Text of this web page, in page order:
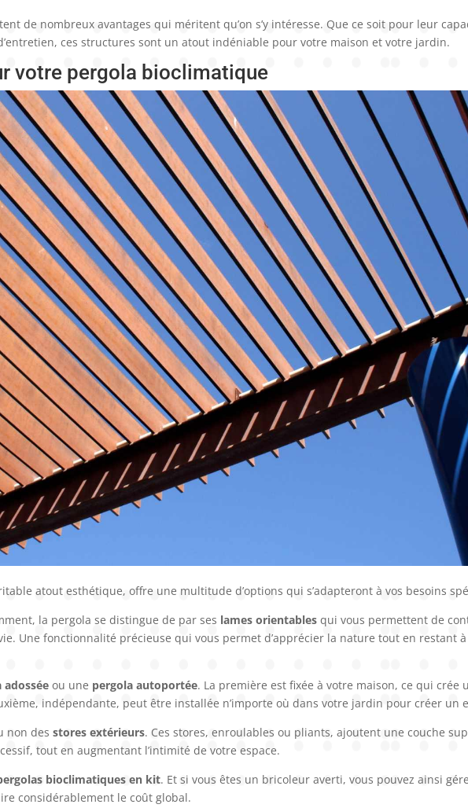
de nombreux avantages qui méritent qu’on s’y intéresse. Que ce soit pour leur
ces structures sont un atout indéniable pour votre maison et votre jardin.
votre pergola bioclimatique
atout esthétique, offre une multitude d’options qui s’adapteront à vos besoins
la pergola se distingue de par ses lames orientables qui vous permettent de
Une fonctionnalité précieuse qui vous permet d’apprécier la nature tout en restant à
adossée ou une pergola autoportée. La première est fixée à votre maison, ce qui crée
indépendante, peut être installée n’importe où dans votre jardin pour créer un
non desstores extérieurs. Ces stores, enroulables ou pliants, ajoutent une couche
tout en augmentant l’intimité de votre espace.
bioclimatiques en kit. Et si vous êtes un bricoleur averti, vous pouvez ainsi
considérablement le coût global.